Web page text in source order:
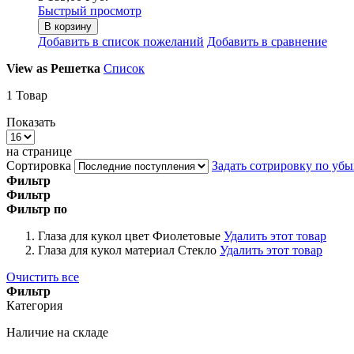
Быстрый просмотр
В корзину
Добавить в список пожеланий Добавить в сравнение
View as Решетка Список
1 Товар
Показать
на странице
Сортировка
Задать сотрировку по
Фильтр
Фильтр
Фильтр по
Глаза для кукол цвет Фиолетовые Удалить этот товар
Глаза для кукол материал Стекло Удалить этот товар
Очистить все
Фильтр
Категория
Наличие на складе